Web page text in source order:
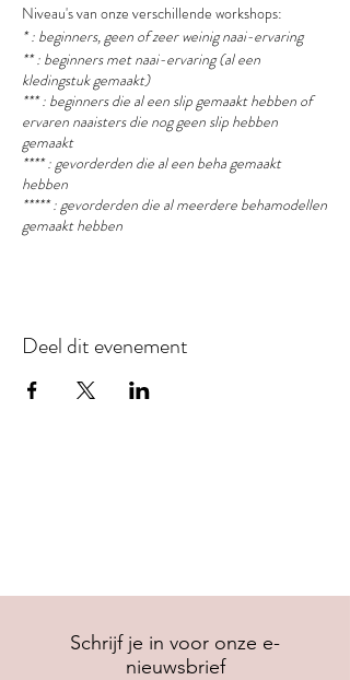
Niveau's van onze verschillende workshops:
* : beginners, geen of zeer weinig naai-ervaring
** : beginners met naai-ervaring (al een
kledingstuk gemaakt)
*** : beginners die al een slip gemaakt hebben of
ervaren naaisters die nog geen slip hebben
gemaakt
**** : gevorderden die al een beha gemaakt
hebben
***** : gevorderden die al meerdere behamodellen
gemaakt hebben
Deel dit evenement
Schrijf je in voor onze e-
nieuwsbrief